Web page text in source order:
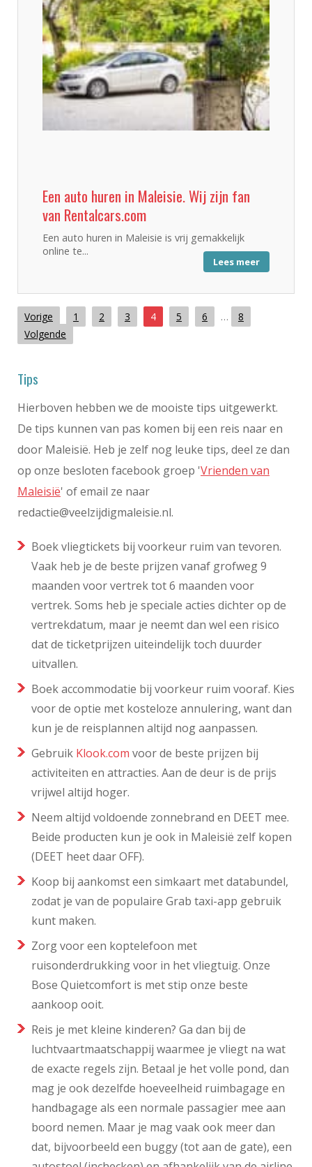
Een auto huren in Maleisie. Wij zijn fan
van Rentalcars.com
Een auto huren in Maleisie is vrij gemakkelijk
online te...
Lees meer
Vorige 1 2 3 4 5 6 …
8
Volgende
Tips
Hierboven hebben we de mooiste tips uitgewerkt.
De tips kunnen van pas komen bij een reis naar en
door Maleisië. Heb je zelf nog leuke tips, deel ze dan
op onze besloten facebook groep 'Vrienden van
Maleisië' of email ze naar
redactie@veelzijdigmaleisie.nl.
Boek vliegtickets bij voorkeur ruim van tevoren.
Vaak heb je de beste prijzen vanaf grofweg 9
maanden voor vertrek tot 6 maanden voor
vertrek. Soms heb je speciale acties dichter op de
vertrekdatum, maar je neemt dan wel een risico
dat de ticketprijzen uiteindelijk toch duurder
uitvallen.
Boek accommodatie bij voorkeur ruim vooraf. Kies
voor de optie met kosteloze annulering, want dan
kun je de reisplannen altijd nog aanpassen.
Gebruik Klook.com voor de beste prijzen bij
activiteiten en attracties. Aan de deur is de prijs
vrijwel altijd hoger.
Neem altijd voldoende zonnebrand en DEET mee.
Beide producten kun je ook in Maleisië zelf kopen
(DEET heet daar OFF).
Koop bij aankomst een simkaart met databundel,
zodat je van de populaire Grab taxi-app gebruik
kunt maken.
Zorg voor een koptelefoon met
ruisonderdrukking voor in het vliegtuig. Onze
Bose Quietcomfort is met stip onze beste
aankoop ooit.
Reis je met kleine kinderen? Ga dan bij de
luchtvaartmaatschappij waarmee je vliegt na wat
de exacte regels zijn. Betaal je het volle pond, dan
mag je ook dezelfde hoeveelheid ruimbagage en
handbagage als een normale passagier mee aan
boord nemen. Maar je mag vaak ook meer dan
dat, bijvoorbeeld een buggy (tot aan de gate), een